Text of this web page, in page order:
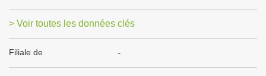
> Voir toutes les données clés
Filiale de -